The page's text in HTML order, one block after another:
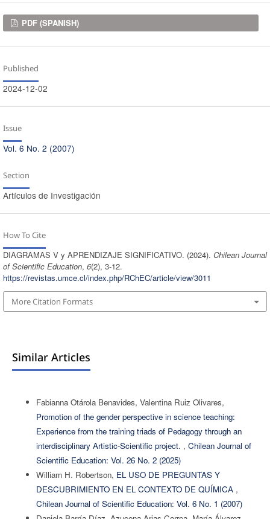
Downloads
PDF (SPANISH)
Published
2024-12-02
Issue
Vol. 6 No. 2 (2007)
Section
Artículos de Investigación
How To Cite
DIAGRAMAS V y APRENDIZAJE SIGNIFICATIVO. (2024). Chilean Journal
of Scientific Education, 6(2), 3-12.
https://revistas.umce.cl/index.php/RChEC/article/view/3011
More Citation Formats
Similar Articles
Fabianna Otárola Benavides, Valentina Ruiz Olivares,
Promotion of the gender perspective in science teaching:
Experience from the training triads of Pedagogy through an
interdisciplinary Artistic-Scientific project. , Chilean Journal of
Scientific Education: Vol. 26 No. 2 (2025)
William H. Robertson, EL USO DE PREGUNTAS Y
DESCUBRIMIENTO EN EL CONTEXTO DE QUÍMICA ,
Chilean Journal of Scientific Education: Vol. 6 No. 1 (2007)